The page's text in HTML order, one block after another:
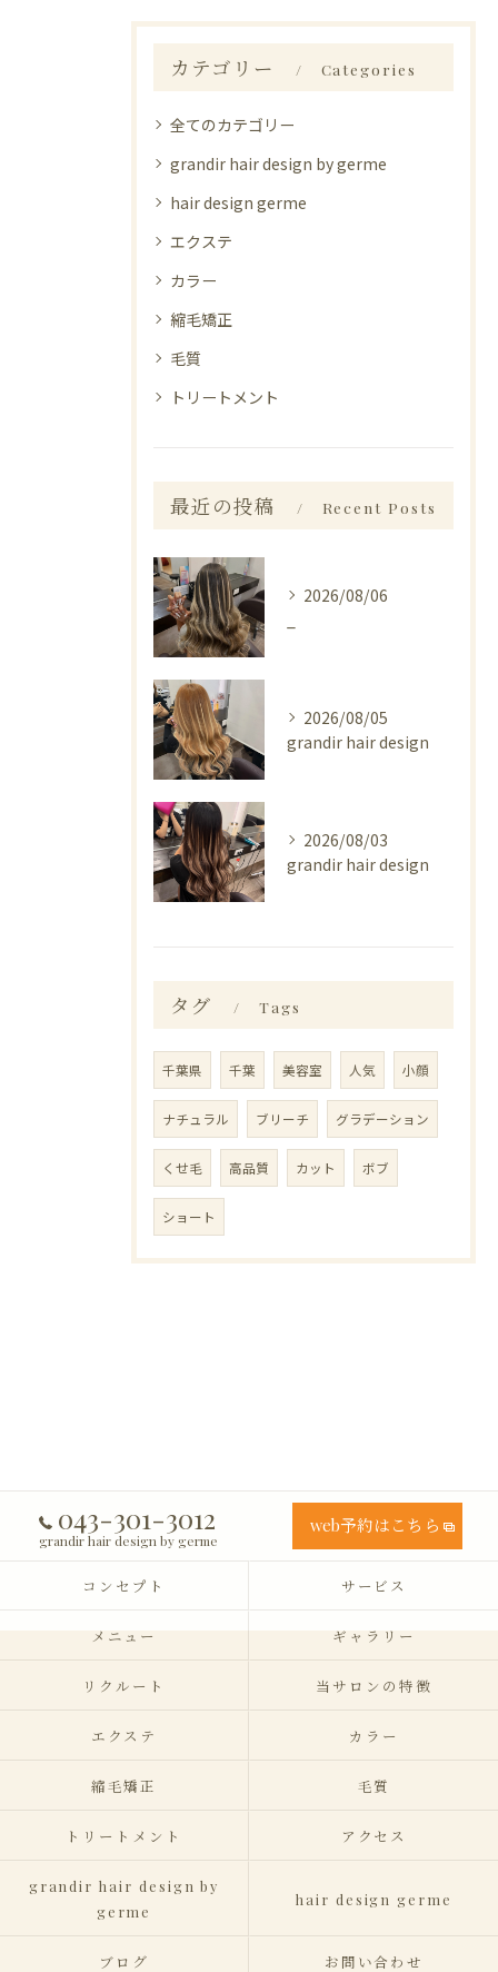
カテゴリー Categories
全てのカテゴリー
grandir hair design by germe
hair design germe
エクステ
カラー
縮毛矯正
毛質
トリートメント
最近の投稿 Recent Posts
2026/08/06
2026/08/05
grandir hair design
2026/08/03
grandir hair design
タグ Tags
千葉県 千葉 美容室 人気 小顔
ナチュラル ブリーチ グラデーション
くせ毛 高品質 カット ボブ
ショート
043-301-3012
grandir hair design by germe
web予約はこちら
コンセプト サービス
メニュー ギャラリー
リクルート 当サロンの特徴
エクステ カラー
縮毛矯正 毛質
トリートメント アクセス
grandir hair design by
germe
hair design germe
ブログ お問い合わせ